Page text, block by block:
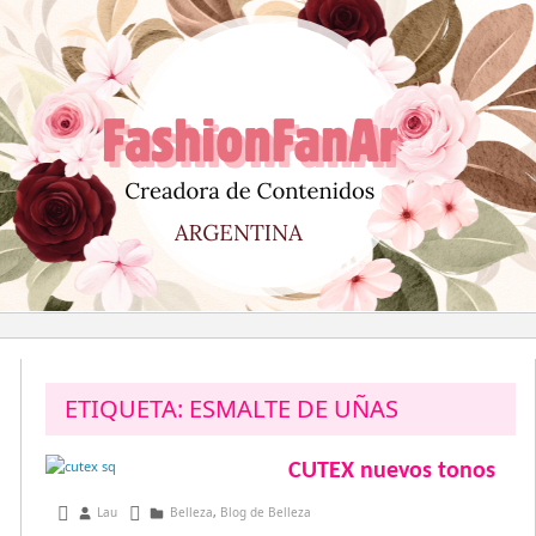
al
contenido
ETIQUETA: ESMALTE DE UÑAS
CUTEX nuevos tonos
agosto 7, 2015
Lau Belleza, Blog de Belleza